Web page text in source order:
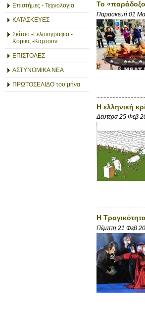
Επιστήμες - Τεχνολογία
ΚΑΤΑΣΚΕΥΕΣ
Σκίτσο -Γελοιογραφια -
Κομικς -Καρτουν
ΕΠΙΣΤΟΛΕΣ
ΑΣΤΥΝΟΜΙΚΑ ΝΕΑ
ΠΡΩΤΟΣΕΛΙΔΟ του μήνα
Το
Παρασκευή 01
Η ελληνική
Δευτέρα 25 Φεβ
Η
Πέμπτη 21 Φεβ